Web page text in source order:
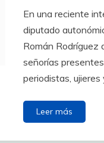
En una reciente
diputado
Román Rodríguez
señorías
periodistas, ujieres
Leer más